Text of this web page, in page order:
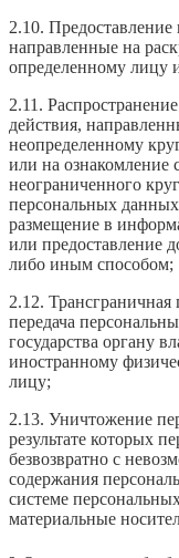
2.10.
направленные на
определенному лицу
2.11.
действия,
неопределенному
или на
неограниченного
персональных
размещение в
или предоставление
либо иным способом;
2.12.
передача
государства органу
иностранному
лицу;
2.13. Уничтожение
результате которых
безвозвратно с
содержания
системе
материальные